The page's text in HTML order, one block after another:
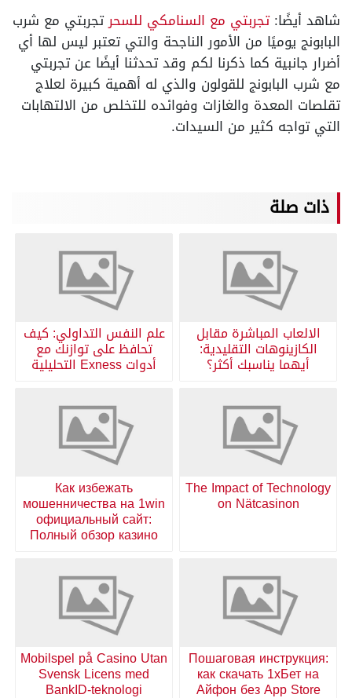
شاهد أيضًا:تجربتي مع السنامكي للسحرتجربتي مع شرب
البابونج يوميًا من الأمور الناجحة والتي تعتبر ليس لها أي
أضرار جانبية كما ذكرنا لكم وقد تحدثنا أيضًا عن تجربتي
مع شرب البابونج للقولون والذي له أهمية كبيرة لعلاج
تقلصات المعدة والغازات وفوائده للتخلص من الالتهابات
التي تواجه كثير من السيدات.
ذات صلة
الالعاب المباشرة مقابل
الكازينوهات التقليدية:
أيهما يناسبك أكثر؟
علم النفس التداولي: كيف
تحافظ على توازنك مع
أدوات Exness التحليلية
The Impact of Technology
on Nätcasinon
Как избежать
мошенничества на 1win
официальный сайт:
Полный обзор казино
Пошаговая инструкция:
как скачать 1хБет на
Айфон без App Store
Mobilspel på Casino Utan
Svensk Licens med
BankID-teknologi